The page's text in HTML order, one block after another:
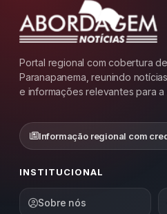
Portal regional com cobertura
Paranapanema, reunindo
e informações relevantes para a
Informação regional com
INSTITUCIONAL
Sobre nós